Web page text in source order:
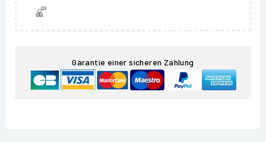
Garantie einer sicheren Zahlung